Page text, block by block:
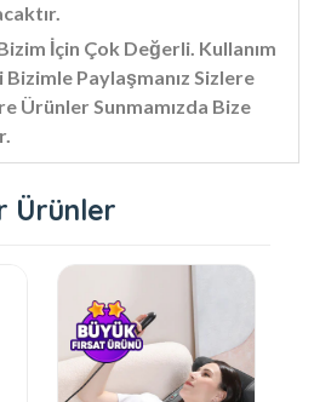
İçin Çok Değerli. Kullanım
Paylaşmanız Sizlere
Ürünler Sunmamızda Bize
Ürünler